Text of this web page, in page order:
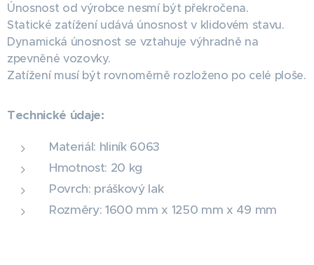
Únosnost od výrobce nesmí být překročena.
Statické zatížení udává únosnost v klidovém stavu.
Dynamická únosnost se vztahuje výhradně na
zpevněné vozovky.
Zatížení musí být rovnoměrně rozloženo po celé ploše.
Technické údaje:
Materiál: hliník 6063
Hmotnost: 20 kg
Povrch: práškový lak
Rozměry: 1600 mm x 1250 mm x 49 mm